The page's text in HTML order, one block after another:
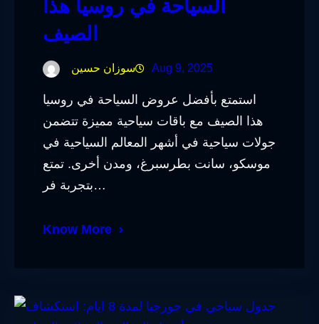
السياحة في روسيا هذا
الصيف
سوزان حسين Aug 9, 2025
استمتع بأفضل عروض السياحة في روسيا
هذا الصيف مع باقات سياحية مميزة تتضمن
جولات سياحية في أشهر المعالم السياحية في
موسكو، سانت بطرسبرغ، ومدن أخرى. تمتع
بتجربة فر…
Know More